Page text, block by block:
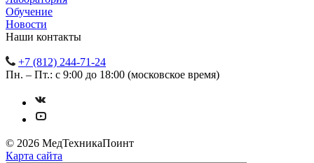
Обучение
Новости
Наши контакты
+7 (812) 244-71-24
Пн. – Пт.: с 9:00 до 18:00 (московское время)
© 2026 МедТехникаПоинт
Карта сайта